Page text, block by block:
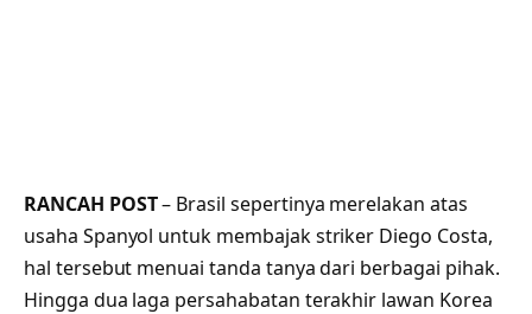
RANCAH POST– Brasil sepertinya merelakan atas
usaha Spanyol untuk membajak striker Diego Costa,
hal tersebut menuai tanda tanya dari berbagai pihak.
Hingga dua laga persahabatan terakhir lawan Korea